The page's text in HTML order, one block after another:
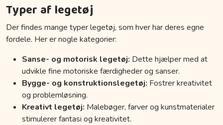
Typer af legetøj
Der findes mange typer legetøj, som hver har deres egne
fordele. Her er nogle kategorier:
Sanse- og motorisk legetøj: Dette hjælper med at
udvikle fine motoriske færdigheder og sanser.
Bygge- og konstruktionslegetøj: Fostrer kreativitet
og problemløsning.
Kreativt legetøj: Malebøger, farver og kunstmaterialer
stimulerer fantasi og kreativitet.